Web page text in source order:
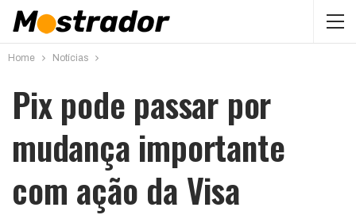
Home Notícias
Pix pode passar por
mudança importante
com ação da Visa